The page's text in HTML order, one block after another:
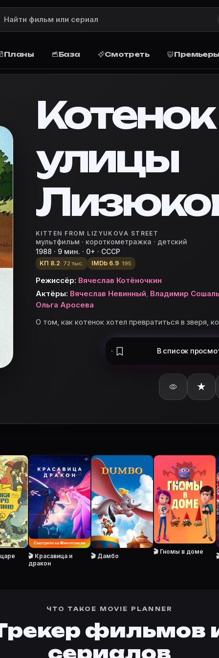
описание, рейтинг, актёры и роли,
— описание сюжета, рейтинг, жанр, актёры и
и сюжет
бы все боялись.
в базу, запланируйте просмотр дома или в
· Movie Planner — кино-планировщик
Лизюкова»
«Котенок с улицы Лизюкова» в базу и поставьте
Лизюкова»
бы все боялись.
Лизюкова (1988) на Movie Planner.
Planner?
описание, жанры, актёры и добавление в свой
улицы Лизюкова (1988)» снялись: Вячеслав
нажмите «Добавить в базу» или войдите в
в свою базу.
Планы База Смотреть Премьеры
улицы
KITTEN FROM LIZYUKOVA STREET
мультфильм · короткометражка · детский
1988 · 9 мин. · 0+ · СССР
КП 8.2· 72 тыс. IMDb 6.9· 195
Режиссёр: Вячеслав Котёночкин
Актёры: Вячеслав Невинный Владимир
Ольга Аросева
О том, как котенок хотел превратиться в зверя,
В список
★
🎬 Красавица и
дракон
🎬 Дамбо
🎬 Гномы в доме
ЧТО ТАКОЕ MOVIE PLANNER
фильмов
сериалов